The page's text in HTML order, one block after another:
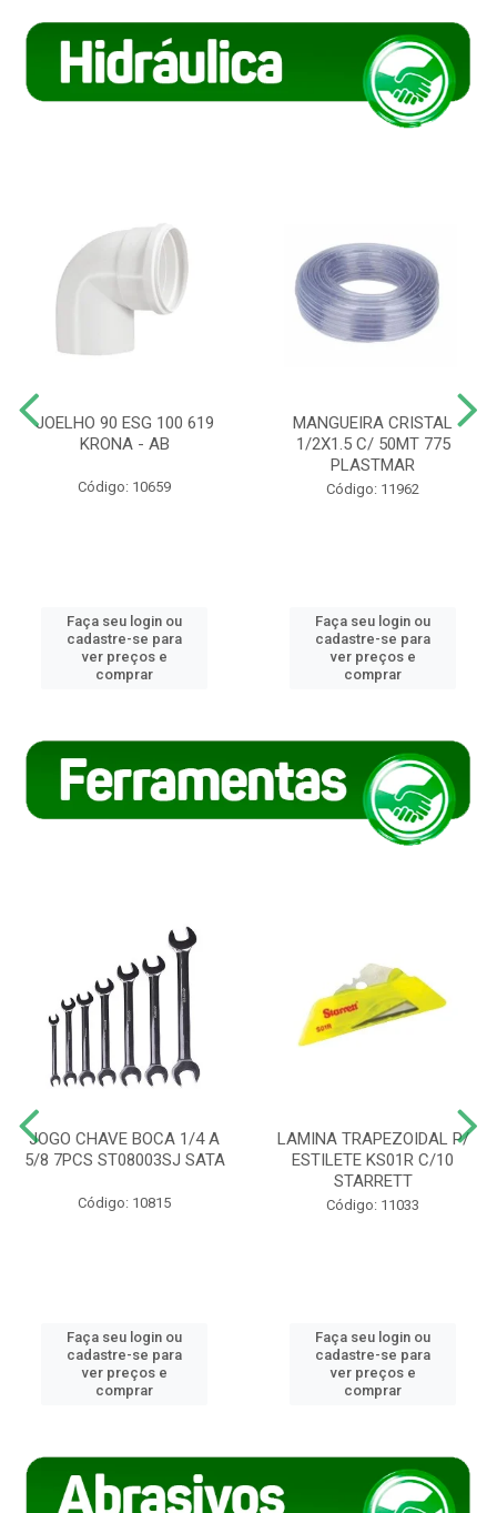
JOELHO 90 ESG 100 619
KRONA - AB
Código: 10659
Faça seu login ou
cadastre-se para
ver preços e
comprar
MANGUEIRA CRISTAL
1/2X1.5 C/ 50MT 775
PLASTMAR
Código: 11962
Faça seu login ou
cadastre-se para
ver preços e
comprar
JOGO CHAVE BOCA 1/4 A
5/8 7PCS ST08003SJ SATA
Código: 10815
Faça seu login ou
cadastre-se para
ver preços e
comprar
LAMINA TRAPEZOIDAL P/
ESTILETE KS01R C/10
STARRETT
Código: 11033
Faça seu login ou
cadastre-se para
ver preços e
comprar